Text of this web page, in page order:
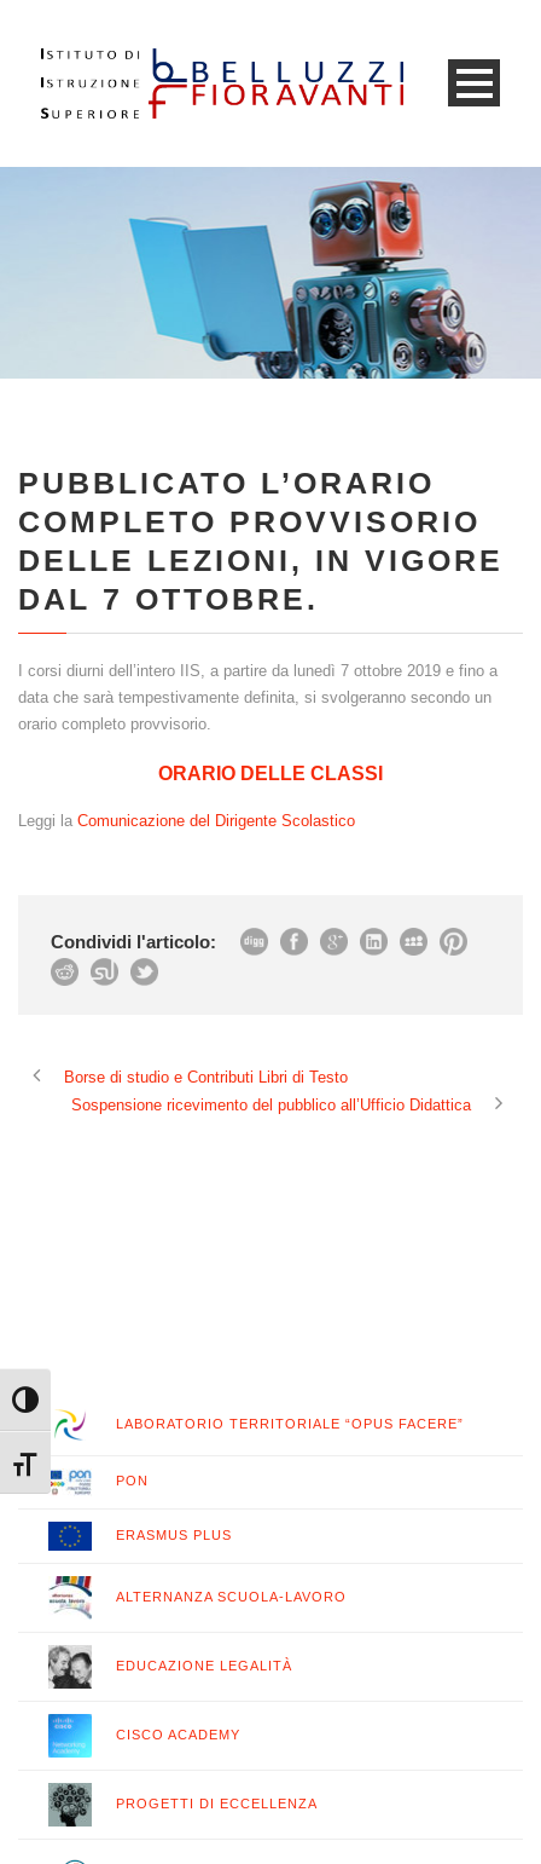
Attiva/disattiva alto contrasto
Attiva/disattiva dimensione testo
PUBBLICATO L’ORARIO
COMPLETO PROVVISORIO
DELLE LEZIONI, IN VIGORE
DAL 7 OTTOBRE.
I corsi diurni dell’intero IIS, a partire da lunedì 7 ottobre 2019 e fino a
data che sarà tempestivamente definita, si svolgeranno secondo un
orario completo provvisorio.
ORARIO DELLE CLASSI
Leggi la Comunicazione del Dirigente Scolastico
Condividi l'articolo:
Borse di studio e Contributi Libri di Testo
Sospensione ricevimento del pubblico all’Ufficio Didattica
LABORATORIO TERRITORIALE “OPUS FACERE”
PON
ERASMUS PLUS
ALTERNANZA SCUOLA-LAVORO
EDUCAZIONE LEGALITÀ
CISCO ACADEMY
PROGETTI DI ECCELLENZA